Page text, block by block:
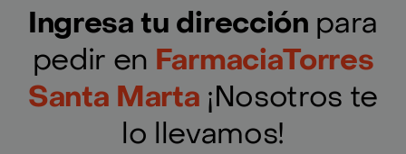
Ingresa tu dirección para
pedir en FarmaciaTorres
Santa Marta ¡Nosotros te
lo llevamos!